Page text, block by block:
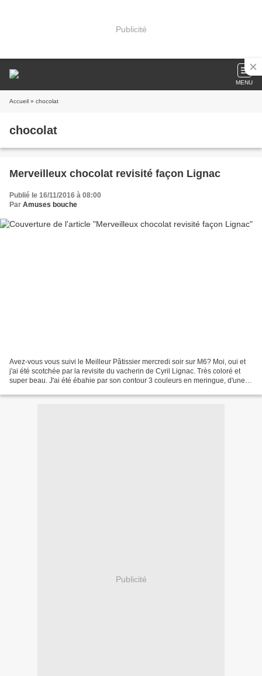
Publicité
MENU
Accueil » chocolat
chocolat
Merveilleux chocolat revisité façon Lignac
Publié le 16/11/2016 à 08:00
Par Amuses bouche
Avez-vous vous suivi le Meilleur Pâtissier mercredi soir sur M6? Moi, oui et
j'ai été scotchée par la revisite du vacherin de Cyril Lignac. Très coloré et
super beau. J'ai été ébahie par son contour 3 couleurs en meringue, d'une
Publicité